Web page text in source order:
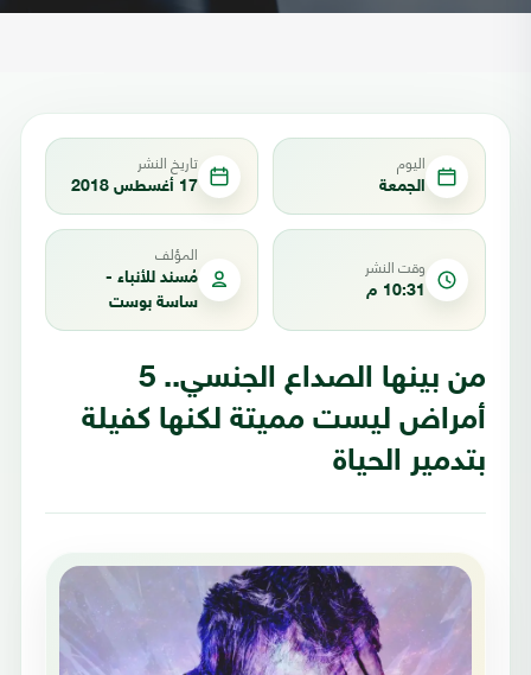
اليوم
الجمعة
تاريخ النشر
17 أغسطس 2018
وقت النشر
10:31 م
المؤلف
مُسند للأنباء -
ساسة بوست
من بينها الصداع الجنسي.. 5
أمراض ليست مميتة لكنها كفيلة
بتدمير الحياة